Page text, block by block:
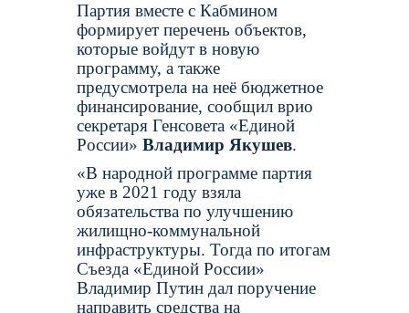
Партия вместе с Кабмином
формирует перечень объектов,
которые войдут в новую
программу, а также
предусмотрела на неё бюджетное
финансирование, сообщил врио
секретаря Генсовета «Единой
России» Владимир Якушев.
«В народной программе партия
уже в 2021 году взяла
обязательства по улучшению
жилищно-коммунальной
инфраструктуры. Тогда по итогам
Съезда «Единой России»
Владимир Путин дал поручение
направить средства на